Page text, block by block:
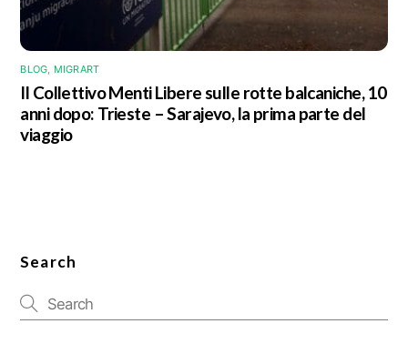
BLOG MIGRART
Il Collettivo Menti Libere sulle rotte balcaniche, 10
anni dopo: Trieste – Sarajevo, la prima parte del
viaggio
Search